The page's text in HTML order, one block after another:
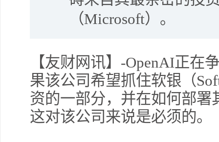
（Microsoft）。
【友财网讯】-OpenAI正
果该公司希望抓住软银（
资的一部分，并在如何部
这对该公司来说是必须的。